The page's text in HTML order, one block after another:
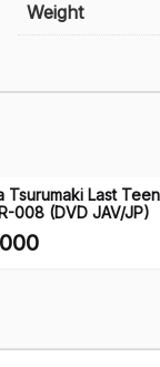
Weight
Tsurumaki Last Teen
008 (DVD JAV/JP)